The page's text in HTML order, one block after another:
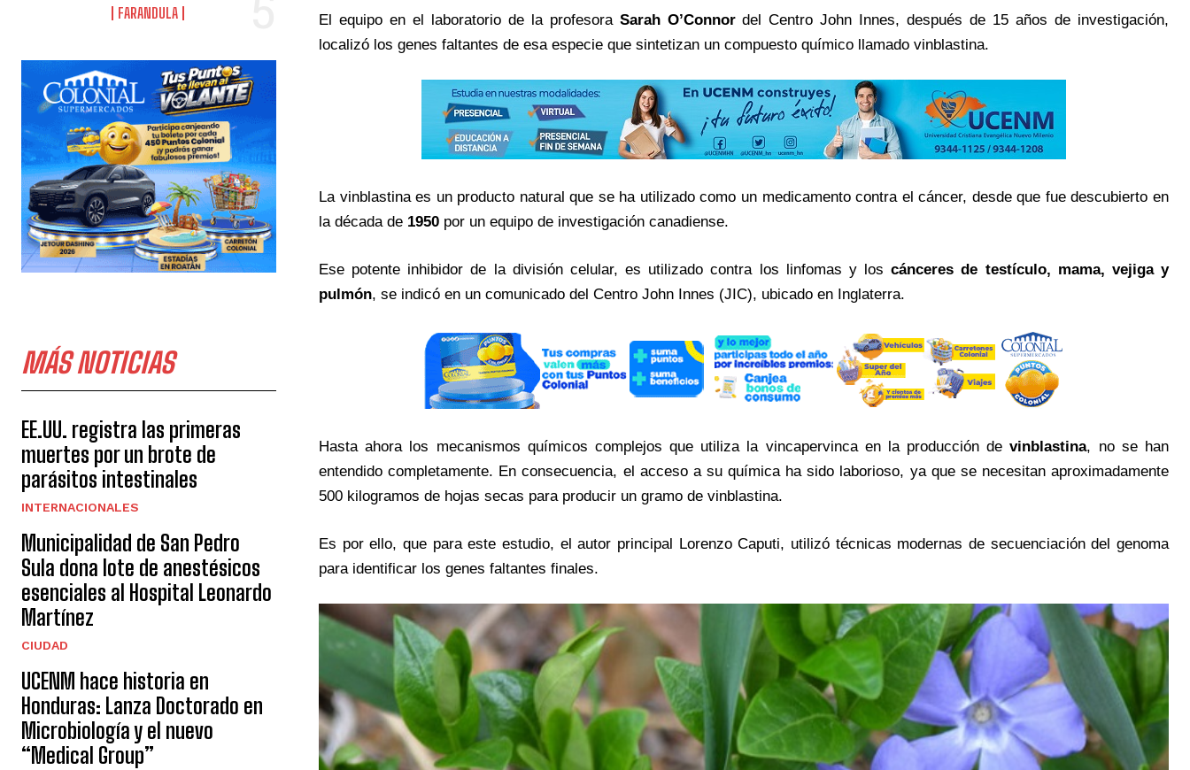
FARANDULA
MÁS NOTICIAS
EE.UU. registra las primeras
muertes por un brote de
parásitos intestinales
INTERNACIONALES
Municipalidad de San Pedro
Sula dona lote de anestésicos
esenciales al Hospital Leonardo
Martínez
CIUDAD
UCENM hace historia en
Honduras: Lanza Doctorado en
Microbiología y el nuevo
“Medical Group”
El equipo en el laboratorio de la profesora Sarah O’Connordel Centro John Innes, después de 15 años de investigación,
localizó los genes faltantes de esa especie que sintetizan un compuesto químico llamado vinblastina.
La vinblastina es un producto natural que se ha utilizado como un medicamento contra el cáncer, desde que fue descubierto en
la década de 1950 por un equipo de investigación canadiense.
Ese potente inhibidor de la división celular, es utilizado contra los linfomas y loscánceres de testículo, mama, vejiga y
pulmón, se indicó en un comunicado del Centro John Innes (JIC), ubicado en Inglaterra.
Hasta ahora los mecanismos químicos complejos que utiliza la vincapervinca en la producción devinblastina, no se han
entendido completamente. En consecuencia, el acceso a su química ha sido laborioso, ya que se necesitan aproximadamente
500 kilogramos de hojas secas para producir un gramo de vinblastina.
Es por ello, que para este estudio, el autor principal Lorenzo Caputi, utilizó técnicas modernas de secuenciación del genoma
para identificar los genes faltantes finales.